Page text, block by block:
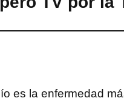
es la enfermedad